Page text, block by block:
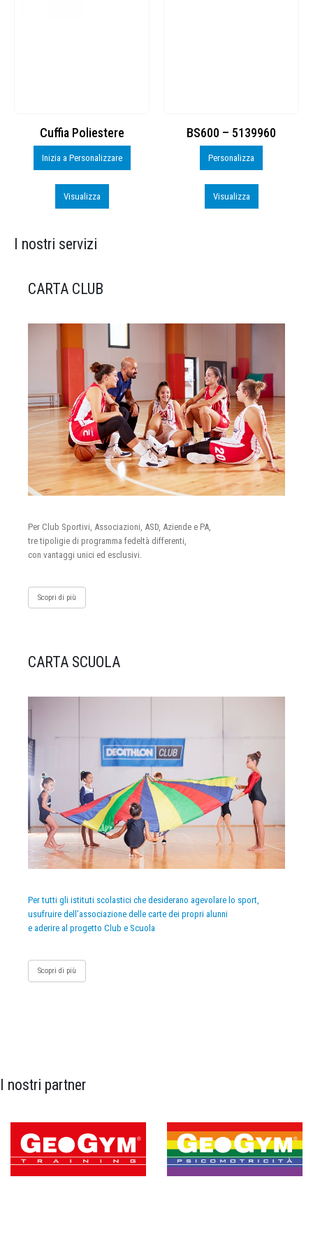
Cuffia Poliestere
Inizia a Personalizzare
Visualizza
BS600 – 5139960
Personalizza
Visualizza
I nostri servizi
CARTA CLUB
Per Club Sportivi, Associazioni, ASD, Aziende e PA,
tre tipoligie di programma fedeltà differenti,
con vantaggi unici ed esclusivi.
Scopri di più
CARTA SCUOLA
Per tutti gli istituti scolastici che desiderano agevolare lo sport,
usufruire dell’associazione delle carte dei propri alunni
e aderire al progetto Club e Scuola
Scopri di più
I nostri partner